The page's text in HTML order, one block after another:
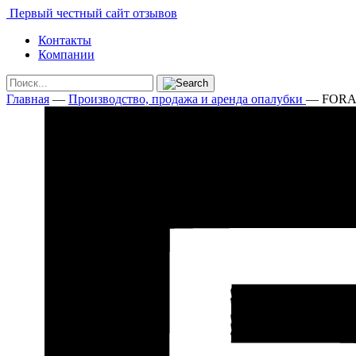
Первый честный сайт отзывов
Контакты
Компании
Главная — Производство, продажа и аренда опалубки — FORA